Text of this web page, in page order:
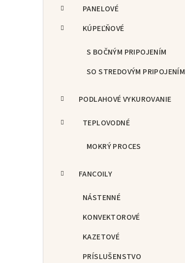
PANELOVÉ
KÚPEĽŇOVÉ
S BOČNÝM PRIPOJENÍM
SO STREDOVÝM PRIPOJENÍM
PODLAHOVÉ VYKUROVANIE
TEPLOVODNÉ
MOKRÝ PROCES
FANCOILY
NÁSTENNÉ
KONVEKTOROVÉ
KAZETOVÉ
PRÍSLUŠENSTVO